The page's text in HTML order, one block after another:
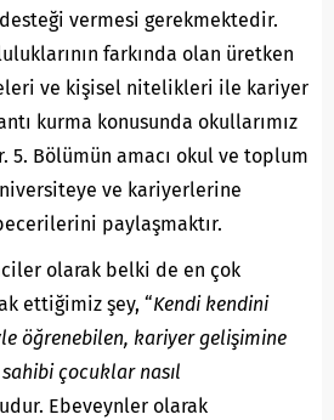
vermesi gerekmektedir.
farkında olan üretken
ve kişisel nitelikleri ile kariyer
kurma konusunda okullarımız
Bölümün amacı okul ve toplum
ve kariyerlerine
paylaşmaktır.
olarak belki de en çok
ettiğimiz şey, “Kendi kendini
öğrenebilen, kariyer gelişimine
çocuklar nasıl
Ebeveynler olarak